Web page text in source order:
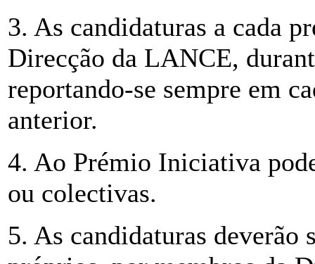
3. As candidaturas a cada
Direcção da LANCE,
reportando-se sempre em
anterior.
4. Ao Prémio Iniciativa
ou colectivas.
5. As candidaturas deverão